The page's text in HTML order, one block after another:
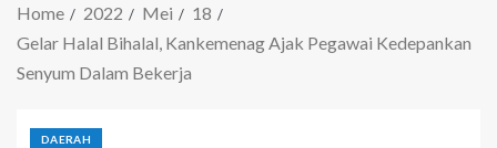
Home 2022 Mei
18
Gelar Halal Bihalal, Kankemenag Ajak Pegawai Kedepankan
Senyum Dalam Bekerja
DAERAH